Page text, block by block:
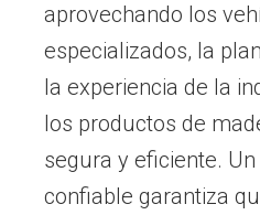
aprovechando los
especializados, la
la experiencia de la
los productos de
segura y eficiente.
confiable garantiza